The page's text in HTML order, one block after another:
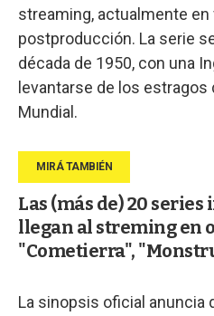
streaming, actualmente en
postproducción. La serie
década de 1950, con una
levantarse de los estragos
Mundial.
Las (más de) 20
llegan al streming en
"Cometierra",
La sinopsis oficial anuncia